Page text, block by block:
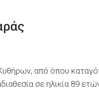
από όπου
σε ηλικία 89